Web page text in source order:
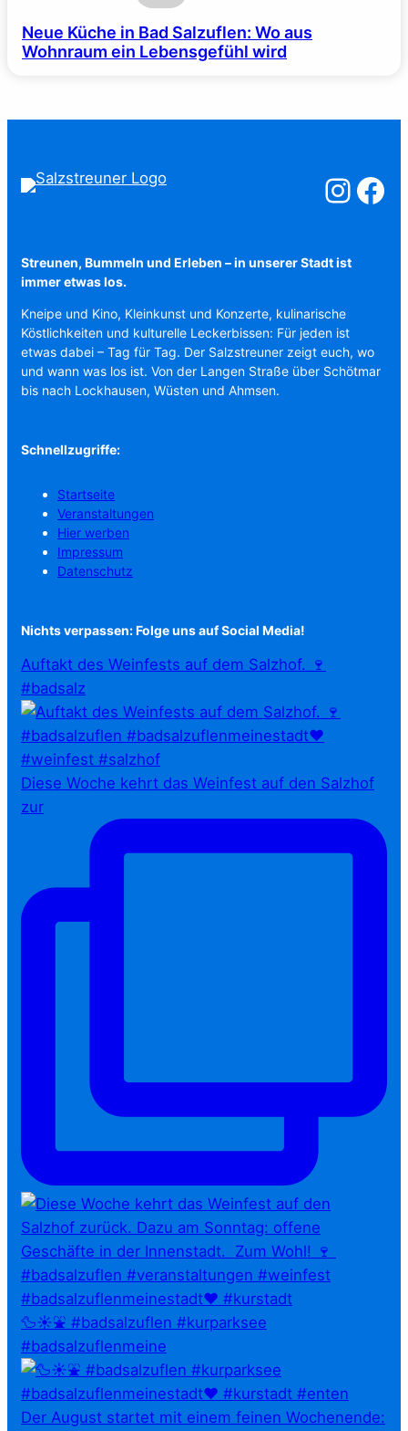
Neue Küche in Bad Salzuflen: Wo aus
Wohnraum ein Lebensgefühl wird
Salzstreuner
Streunen, Bummeln und Erleben – in unserer Stadt ist
immer etwas los.
Kneipe und Kino, Kleinkunst und Konzerte, kulinarische
Köstlichkeiten und kulturelle Leckerbissen: Für jeden ist
etwas dabei – Tag für Tag. Der Salzstreuner zeigt euch, wo
und wann was los ist. Von der Langen Straße über Schötmar
bis nach Lockhausen, Wüsten und Ahmsen.
Schnellzugriffe:
Startseite
Veranstaltungen
Hier werben
Impressum
Datenschutz
Nichts verpassen: Folge uns auf Social Media!
Auftakt des Weinfests auf dem Salzhof. 🍷
#badsalz
Diese Woche kehrt das Weinfest auf den Salzhof
zur
🦆☀️⛲ #badsalzuflen #kurparksee
#badsalzuflenmeine
Der August startet mit einem feinen Wochenende: